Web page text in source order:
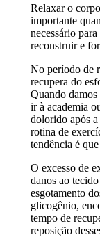
Relaxar o
importante
necessário
reconstruir e
No período de
recupera do
Quando
ir à academia
dolorido após
rotina de
tendência é
O excesso de
danos ao
esgotamento
glicogênio,
tempo de
reposição